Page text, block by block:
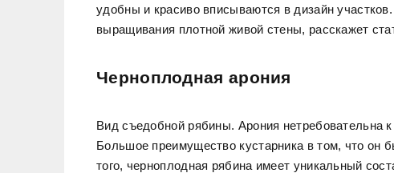
удобны и красиво вписываются в дизайн
выращивания плотной живой стены, расскажет
Черноплодная арония
Вид съедобной рябины. Арония нетребовательна
Большое преимущество кустарника в том, что он
того, черноплодная рябина имеет уникальный